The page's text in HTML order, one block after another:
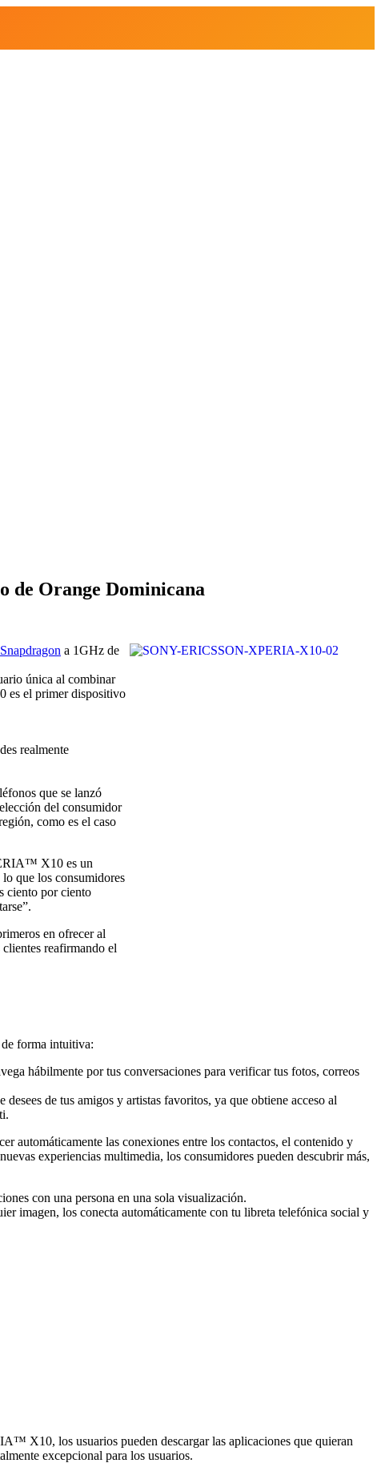
de Orange Dominicana
Snapdragon a 1GHz de
única al combinar
es el primer dispositivo
realmente
que se lanzó
del consumidor
como es el caso
X10 es un
que los consumidores
ciento por ciento
en ofrecer al
reafirmando el
forma intuitiva:
hábilmente por tus conversaciones para verificar tus fotos, correos
de tus amigos y artistas favoritos, ya que obtiene acceso al
automáticamente las conexiones entre los contactos, el contenido y
experiencias multimedia, los consumidores pueden descubrir más,
con una persona en una sola visualización.
imagen, los conecta automáticamente con tu libreta telefónica social y
X10, los usuarios pueden descargar las aplicaciones que quieran
excepcional para los usuarios.